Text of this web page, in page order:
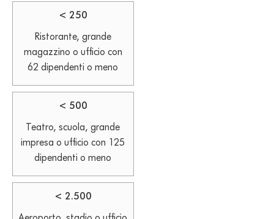
sceglierne
uno.
< 250
Ristorante, grande
magazzino o ufficio con
62 dipendenti o meno
< 500
Teatro, scuola, grande
impresa o ufficio con 125
dipendenti o meno
< 2.500